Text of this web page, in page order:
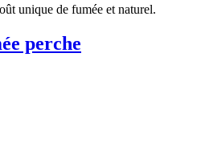
unique de fumée et naturel.
perche